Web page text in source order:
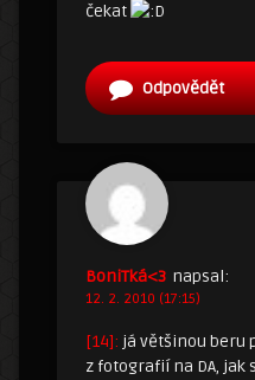
čekat
Odpovědět
BoniTká<3 napsal:
12. 2. 2010 (17:15)
[14]: já většinou beru
z fotografií na DA,